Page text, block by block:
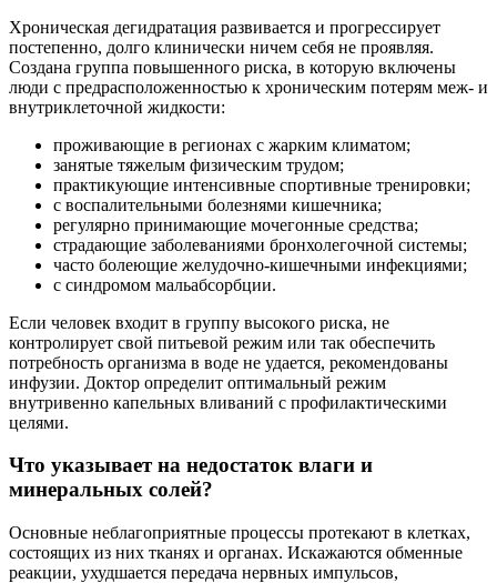
Хроническая дегидратация развивается и прогрессирует
постепенно, долго клинически ничем себя не проявляя.
Создана группа повышенного риска, в которую включены
люди с предрасположенностью к хроническим потерям меж- и
внутриклеточной жидкости:
проживающие в регионах с жарким климатом;
занятые тяжелым физическим трудом;
практикующие интенсивные спортивные тренировки;
с воспалительными болезнями кишечника;
регулярно принимающие мочегонные средства;
страдающие заболеваниями бронхолегочной системы;
часто болеющие желудочно-кишечными инфекциями;
с синдромом мальабсорбции.
Если человек входит в группу высокого риска, не
контролирует свой питьевой режим или так обеспечить
потребность организма в воде не удается, рекомендованы
инфузии. Доктор определит оптимальный режим
внутривенно капельных вливаний с профилактическими
целями.
Что указывает на недостаток влаги и
минеральных солей?
Основные неблагоприятные процессы протекают в клетках,
состоящих из них тканях и органах. Искажаются обменные
реакции, ухудшается передача нервных импульсов,